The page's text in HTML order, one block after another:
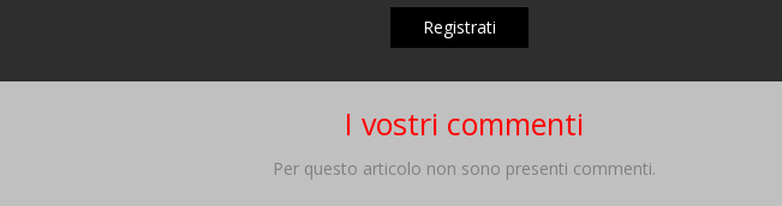
Registrati
I vostri commenti
Per questo articolo non sono presenti commenti.